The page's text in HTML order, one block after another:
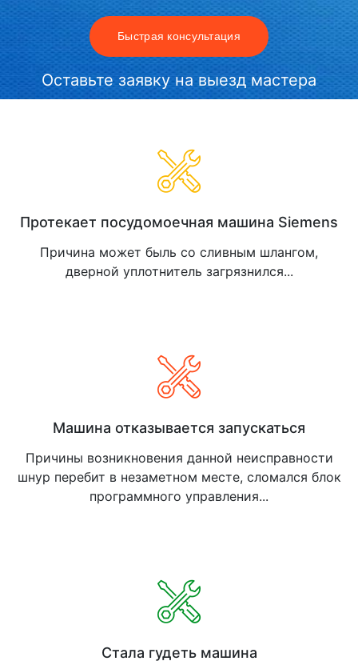
Быстрая консультация
Оставьте заявку на выезд мастера
Протекает посудомоечная машина Siemens
Причина может быль со сливным шлангом,
дверной уплотнитель загрязнился...
Машина отказывается запускаться
Причины возникновения данной неисправности
шнур перебит в незаметном месте, сломался блок
программного управления...
Стала гудеть машина